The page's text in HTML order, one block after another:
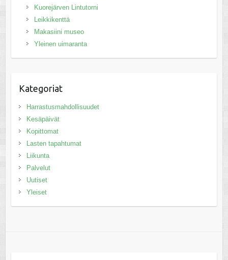
Kuorejärven Lintutorni
Leikkikenttä
Makasiini museo
Yleinen uimaranta
Kategoriat
Harrastusmahdollisuudet
Kesäpäivät
Kopittomat
Lasten tapahtumat
Liikunta
Palvelut
Uutiset
Yleiset